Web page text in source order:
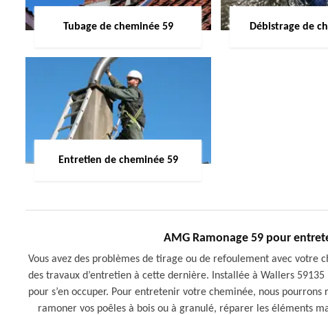
Tubage de cheminée 59 Débistrage de
Entretien de cheminée 59
AMG Ramonage 59 pour
Vous avez des problèmes de tirage ou de refoulement avec votre
des travaux d’entretien à cette dernière. Installée à Wallers
pour s’en occuper. Pour entretenir votre cheminée, nous
ramoner vos poêles à bois ou à granulé, réparer les éléments